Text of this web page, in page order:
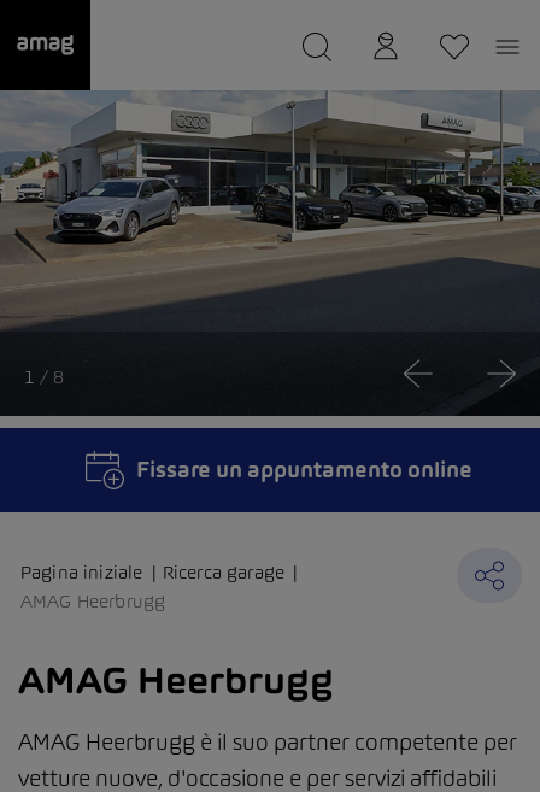
Il suo garage è stato salvato
Pagina iniziale
Ricerca garage
AMAG Heerbrugg
AMAG Heerbrugg
AMAG Heerbrugg è il suo partner competente per
vetture nuove, d'occasione e per servizi affidabili
1 / 8
Fissare un appuntamento online